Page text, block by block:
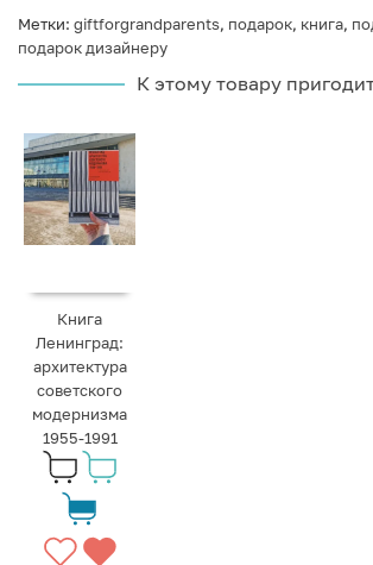
Метки: giftforgrandparents, подарок, книга,
подарок дизайнеру
К этому товару
Книга
Ленинград:
архитектура
советского
модернизма
1955-1991